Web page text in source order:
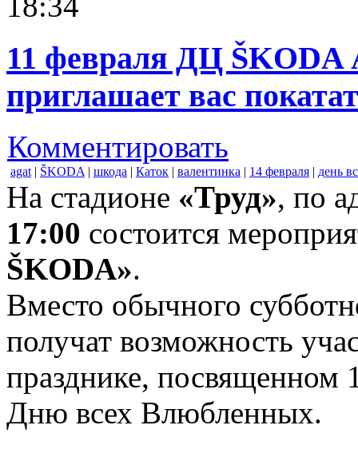
11 февраля ДЦ ŠKODA
приглашает вас
Комментировать
agat | ŠKODA | шкода | Каток | валентинка | 14 февраля | день
На стадионе «Труд», по
17:00 состоится
ŠKODA».
Вместо обычного
получат возможность
празднике, посвященном
Дню всех Влюбленных.